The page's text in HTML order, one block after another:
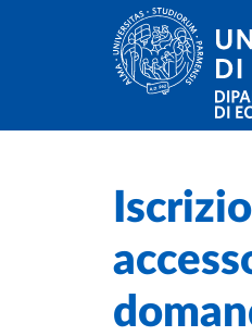
Skip to main content
Skip to footer
Home /